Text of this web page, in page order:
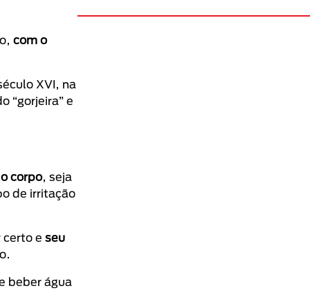
com o
XVI, na
“gorjeira” e
corpo, seja
de irritação
certo e seu
beber água